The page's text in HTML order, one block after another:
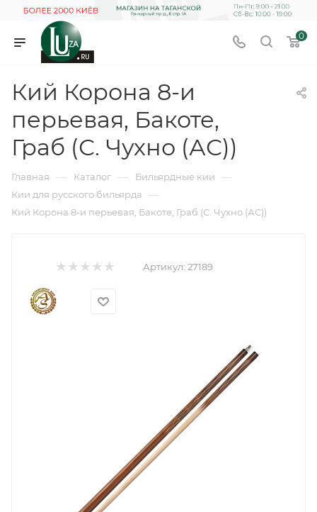
0
Кий Корона 8-и
перьевая, Бакоте,
Граб (С. Чухно (АС))
Главная — Каталог — Бильярдные кии —
Кии для русского бильярда —
Кий Корона 8-и перьевая, Бакоте, Граб (С. Чухно (АС))
Артикул: 27189